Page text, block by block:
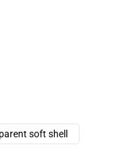
soft shell